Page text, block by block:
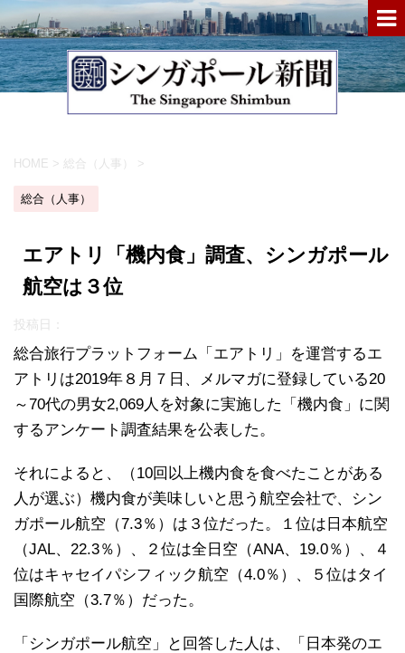
HOME > 総合（人事） >
総合（人事）
エアトリ「機内食」調査、シンガポール
航空は３位
投稿日：
総合旅行プラットフォーム「エアトリ」を運営するエ
アトリは2019年８月７日、メルマガに登録している20
～70代の男女2,069人を対象に実施した「機内食」に関
するアンケート調査結果を公表した。
それによると、（10回以上機内食を食べたことがある
人が選ぶ）機内食が美味しいと思う航空会社で、シン
ガポール航空（7.3％）は３位だった。１位は日本航空
（JAL、22.3％）、２位は全日空（ANA、19.0％）、４
位はキャセイパシフィック航空（4.0％）、５位はタイ
国際航空（3.7％）だった。
「シンガポール航空」と回答した人は、「日本発のエ